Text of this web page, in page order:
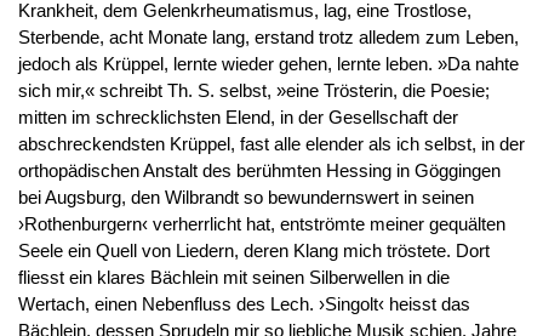
Krankheit, dem Gelenkrheumatismus, lag, eine Trostlose,
Sterbende, acht Monate lang, erstand trotz alledem zum Leben,
jedoch als Krüppel, lernte wieder gehen, lernte leben. »Da nahte
sich mir,« schreibt Th. S. selbst, »eine Trösterin, die Poesie;
mitten im schrecklichsten Elend, in der Gesellschaft der
abschreckendsten Krüppel, fast alle elender als ich selbst, in der
orthopädischen Anstalt des berühmten Hessing in Göggingen
bei Augsburg, den Wilbrandt so bewundernswert in seinen
›Rothenburgern‹ verherrlicht hat, entströmte meiner gequälten
Seele ein Quell von Liedern, deren Klang mich tröstete. Dort
fliesst ein klares Bächlein mit seinen Silberwellen in die
Wertach, einen Nebenfluss des Lech. ›Singolt‹ heisst das
Bächlein, dessen Sprudeln mir so liebliche Musik schien. Jahre